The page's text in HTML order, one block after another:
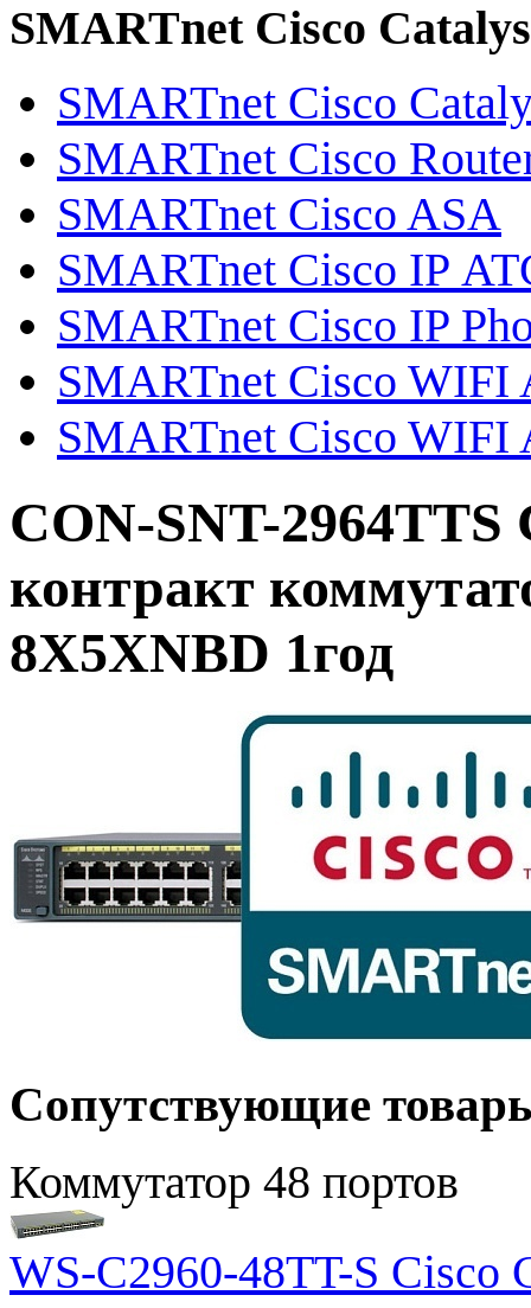
SMARTnet Cisco
SMARTnet Cisco
SMARTnet Cisco
SMARTnet Cisco ASA
SMARTnet Cisco IP
SMARTnet Cisco IP
SMARTnet Cisco WIFI
SMARTnet Cisco WIFI
CON-SNT-
контракт
8X5XNBD 1год
Сопутствующие
Коммутатор 48 портов
WS-C2960-48TT-S Cisco